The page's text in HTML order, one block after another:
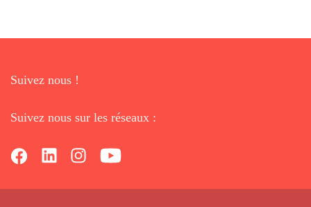
Suivez nous !
Suivez nous sur les réseaux :